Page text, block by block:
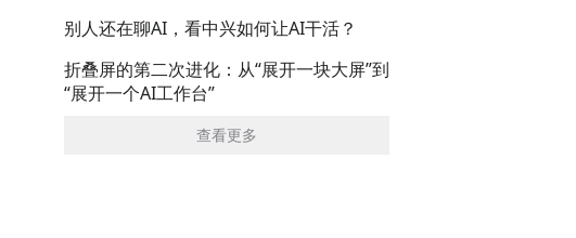
别人还在聊AI，看中兴如何让AI干活？
折叠屏的第二次进化：从“展开一块大屏”到
“展开一个AI工作台”
查看更多